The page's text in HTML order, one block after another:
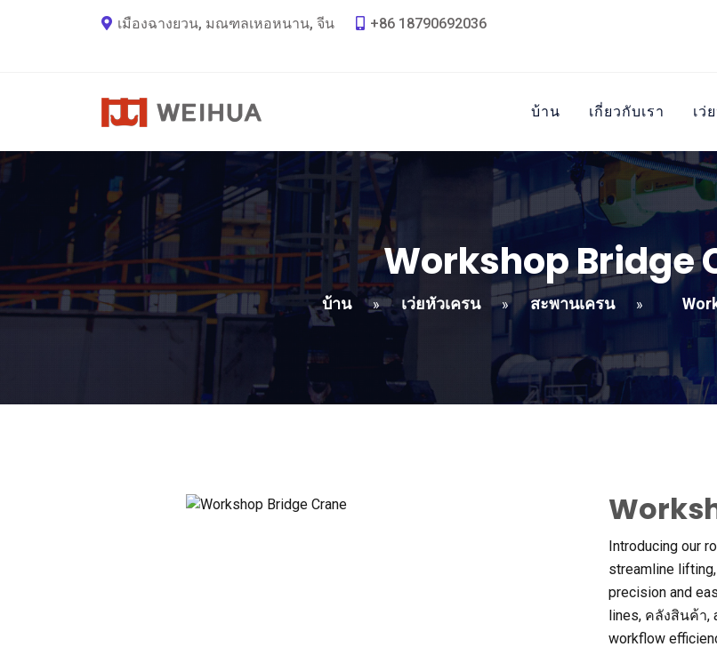
เมืองฉางยวน, มณฑลเหอหนาน, จีน
+86 18790692036
บ้าน เกี่ยวกับเรา เว่
Workshop Bridge
บ้าน » เว่ยหัวเครน » สะพานเครน »
Introducing our
streamline lifting
precision and
lines, คลังสินค้า,
workflow